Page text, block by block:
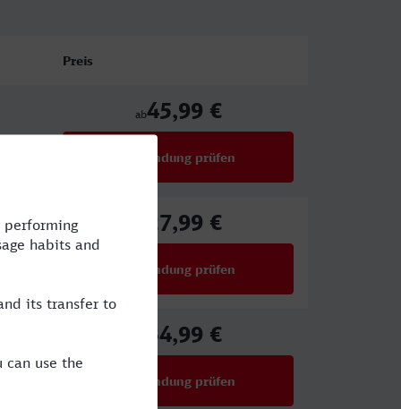
Preis
ab45,99 €
Verbindung prüfen
27,99 €
Verbindung prüfen
34,99 €
Verbindung prüfen